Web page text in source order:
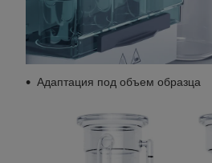
Адаптация под объем образца